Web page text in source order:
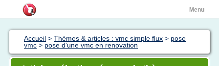
Menu
Accueil > Thèmes & articles : vmc simple flux > pose
vmc > pose d'une vmc en renovation